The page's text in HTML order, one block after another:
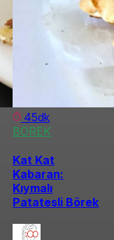
45dk
BÖREK
Kat Kat
Kabaran:
Kıymalı
Patatesli Börek